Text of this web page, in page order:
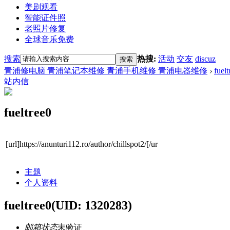
美剧观看
智能证件照
老照片修复
全球音乐免费
搜索 搜索 热搜: 活动 交友 discuz
青浦修电脑 青浦笔记本维修 青浦手机维修 青浦电器维修 ›
站内信
fueltree0
[url]https://anunturi112.ro/author/chillspot2/[/ur
主题
个人资料
fueltree0(UID: 1320283)
邮箱状态未验证